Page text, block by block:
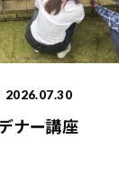
2026.07.30
ナー講座